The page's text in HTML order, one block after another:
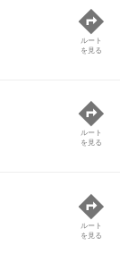
ルート
を見る
ルート
を見る
ルート
を見る